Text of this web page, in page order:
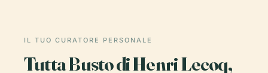
IL TUO CURATORE PERSONALE
Tutta Busto di Henri Lecoq,